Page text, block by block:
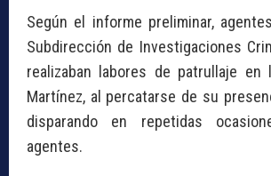
Según el informe preliminar,
Subdirección de Investigaciones
realizaban labores de patrullaje en
Martínez, al percatarse de su
disparando en repetidas
agentes.